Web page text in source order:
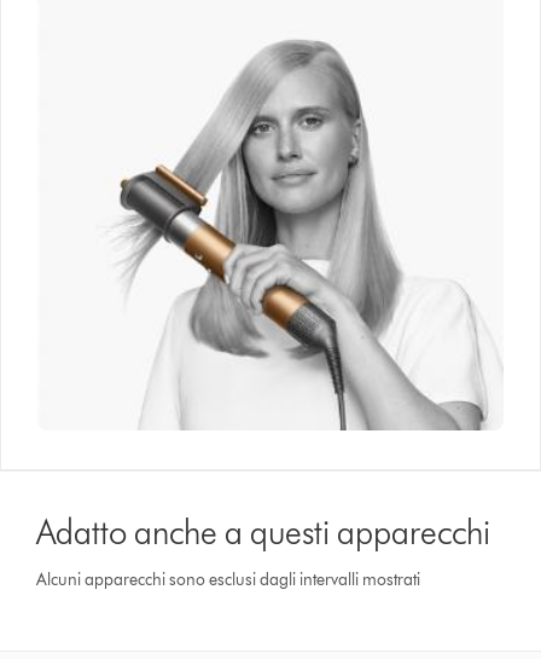
Adatto anche a questi apparecchi
Alcuni apparecchi sono esclusi dagli intervalli mostrati